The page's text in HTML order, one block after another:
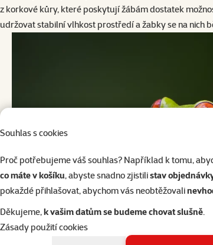
Souhlas s cookies
Proč potřebujeme váš souhlas? Například k tomu,
co máte v košíku, abyste snadno zjistilistav
pokaždé přihlašovat, abychom vás neobtěžovali
Děkujeme,k vašim datům se budeme chovat slušně.
Zásady použití cookies
z korkové kůry, které poskytují žábám dostatek
udržovat stabilní vlhkost prostředí a žabky se na nich